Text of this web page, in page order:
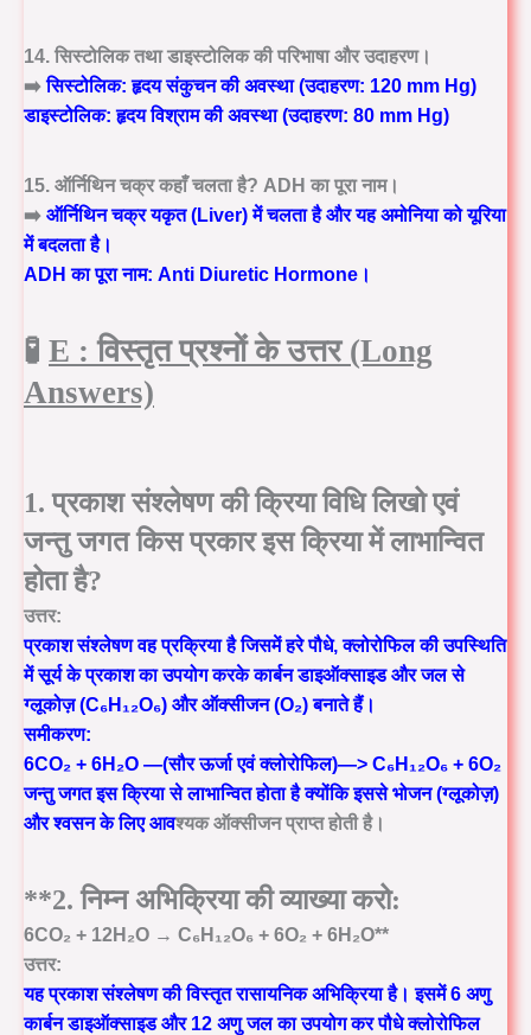
14. सिस्टोलिक तथा डाइस्टोलिक की परिभाषा और उदाहरण।
➡️सिस्टोलिक: हृदय संकुचन की अवस्था (उदाहरण: 120 mm Hg)
डाइस्टोलिक: हृदय विश्राम की अवस्था (उदाहरण: 80 mm Hg)
15. ऑर्निथिन चक्र कहाँ चलता है? ADH का पूरा नाम।
➡️ ऑर्निथिन चक्र यकृत (Liver) में चलता है और यह अमोनिया को यूरिया
में बदलता है।
ADH का पूरा नाम: Anti Diuretic Hormone ।
🧪 E :विस्तृत प्रश्नों के उत्तर (Long
Answers)
1. प्रकाश संश्लेषण की क्रिया विधि लिखो एवं
जन्तु जगत किस प्रकार इस क्रिया में लाभान्वित
होता है?
उत्तर:
प्रकाश संश्लेषण वह प्रक्रिया है जिसमें हरे पौधे, क्लोरोफिल की उपस्थिति
में सूर्य के प्रकाश का उपयोग करके कार्बन डाइऑक्साइड और जल से
ग्लूकोज़ (C₆H₁₂O₆) और ऑक्सीजन (O₂) बनाते हैं।
समीकरण:
6CO₂ + 6H₂O —(सौर ऊर्जा एवं क्लोरोफिल)—> C₆H₁₂O₆ + 6O₂
जन्तु जगत इस क्रिया से लाभान्वित होता है क्योंकि इससे भोजन (ग्लूकोज़)
और श्वसन के लिए आवश्यक ऑक्सीजन प्राप्त होती है।
**2. निम्न अभिक्रिया की व्याख्या करो:
6CO₂ + 12H₂O → C₆H₁₂O₆ + 6O₂ + 6H₂O**
उत्तर:
यह प्रकाश संश्लेषण की विस्तृत रासायनिक अभिक्रिया है। इसमें 6 अणु
कार्बन डाइऑक्साइड और 12 अणु जल का उपयोग कर पौधे क्लोरोफिल